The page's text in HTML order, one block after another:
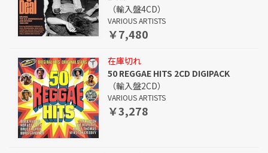
（輸入盤4CD）
VARIOUS ARTISTS
￥7,480
在庫切れ
50 REGGAE HITS 2CD DIGIPACK
（輸入盤2CD）
VARIOUS ARTISTS
￥3,278